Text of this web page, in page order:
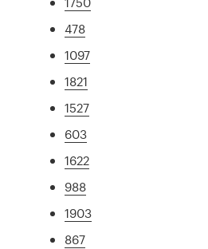
478
1097
1821
1527
603
1622
988
1903
867